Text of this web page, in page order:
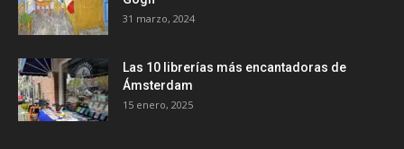
31 marzo, 2024
Las 10 librerías más encantadoras de
Ámsterdam
15 enero, 2025